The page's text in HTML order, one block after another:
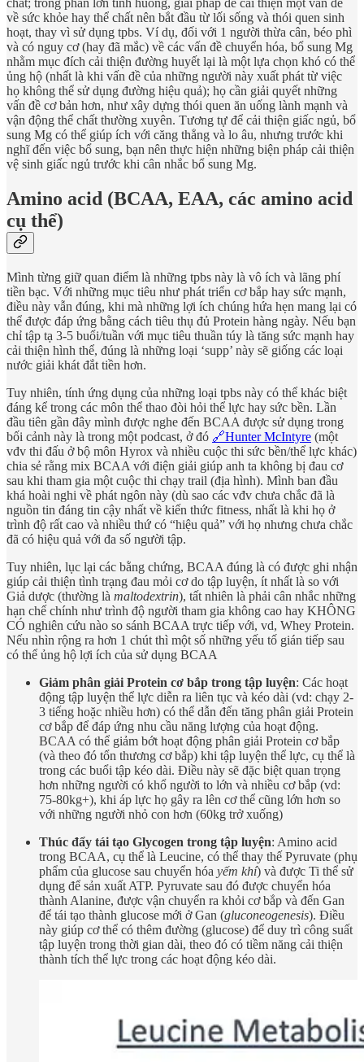
chất; trong phần lớn tình huống, giải pháp để cải thiện một vấn đề
về sức khỏe hay thể chất nên bắt đầu từ lối sống và thói quen sinh
hoạt, thay vì sử dụng tpbs. Ví dụ, đối với 1 người thừa cân, béo phì
và có nguy cơ (hay đã mắc) về các vấn đề chuyển hóa, bổ sung Mg
nhằm mục đích cải thiện đường huyết lại là một lựa chọn khó có thể
ủng hộ (nhất là khi vấn đề của những người này xuất phát từ việc
họ không thể sử dụng đường hiệu quả); họ cần giải quyết những
vấn đề cơ bản hơn, như xây dựng thói quen ăn uống lành mạnh và
vận động thể chất thường xuyên. Tương tự để cải thiện giấc ngủ, bổ
sung Mg có thể giúp ích với căng thẳng và lo âu, nhưng trước khi
nghĩ đến việc bổ sung, bạn nên thực hiện những biện pháp cải thiện
vệ sinh giấc ngủ trước khi cân nhắc bổ sung Mg.
Amino acid (BCAA, EAA, các amino acid
cụ thể)
Mình từng giữ quan điểm là những tpbs này là vô ích và lãng phí
tiền bạc. Với những mục tiêu như phát triển cơ bắp hay sức mạnh,
điều này vẫn đúng, khi mà những lợi ích chúng hứa hẹn mang lại có
thể được đáp ứng bằng cách tiêu thụ đủ Protein hàng ngày. Nếu bạn
chỉ tập tạ 3-5 buổi/tuần với mục tiêu thuần túy là tăng sức mạnh hay
cải thiện hình thể, đúng là những loại ‘supp’ này sẽ giống các loại
nước giải khát đắt tiền hơn.
Tuy nhiên, tính ứng dụng của những loại tpbs này có thể khác biệt
đáng kể trong các môn thể thao đòi hỏi thể lực hay sức bền. Lần
đầu tiên gần đây mình được nghe đến BCAA được sử dụng trong
bối cảnh này là trong một podcast, ở đó 🔗Hunter McIntyre (một
vđv thi đấu ở bộ môn Hyrox và nhiều cuộc thi sức bền/thể lực khác)
chia sẻ rằng mix BCAA với điện giải giúp anh ta không bị đau cơ
sau khi tham gia một cuộc thi chạy trail (địa hình). Mình ban đầu
khá hoài nghi về phát ngôn này (dù sao các vđv chưa chắc đã là
nguồn tin đáng tin cậy nhất về kiến thức fitness, nhất là khi họ ở
trình độ rất cao và nhiều thứ có “hiệu quả” với họ nhưng chưa chắc
đã có hiệu quả với đa số người tập.
Tuy nhiên, lục lại các bằng chứng, BCAA đúng là có được ghi nhận
giúp cải thiện tình trạng đau mỏi cơ do tập luyện, ít nhất là so với
Giả dược (thường là maltodextrin), tất nhiên là phải cân nhắc những
hạn chế chính như trình độ người tham gia không cao hay KHÔNG
CÓ nghiên cứu nào so sánh BCAA trực tiếp với, vd, Whey Protein.
Nếu nhìn rộng ra hơn 1 chút thì một số những yếu tố gián tiếp sau
có thể ủng hộ lợi ích của sử dụng BCAA
Giảm phân giải Protein cơ bắp trong tập luyện: Các hoạt
động tập luyện thể lực diễn ra liên tục và kéo dài (vd: chạy 2-
3 tiếng hoặc nhiều hơn) có thể dẫn đến tăng phân giải Protein
cơ bắp để đáp ứng nhu cầu năng lượng của hoạt động.
BCAA có thể giảm bớt hoạt động phân giải Protein cơ bắp
(và theo đó tổn thương cơ bắp) khi tập luyện thể lực, cụ thể là
trong các buổi tập kéo dài. Điều này sẽ đặc biệt quan trọng
hơn những người có khổ người to lớn và nhiều cơ bắp (vd:
75-80kg+), khi áp lực họ gây ra lên cơ thể cũng lớn hơn so
với những người nhỏ con hơn (60kg trở xuống)
Thúc đẩy tái tạo Glycogen trong tập luyện: Amino acid
trong BCAA, cụ thể là Leucine, có thể thay thế Pyruvate (phụ
phẩm của glucose sau chuyển hóa yếm khí) và được Ti thể sử
dụng để sản xuất ATP. Pyruvate sau đó được chuyển hóa
thành Alanine, được vận chuyển ra khỏi cơ bắp và đến Gan
để tái tạo thành glucose mới ở Gan (gluconeogenesis). Điều
này giúp cơ thể có thêm đường (glucose) để duy trì công suất
tập luyện trong thời gian dài, theo đó có tiềm năng cải thiện
thành tích thể lực trong các hoạt động kéo dài.